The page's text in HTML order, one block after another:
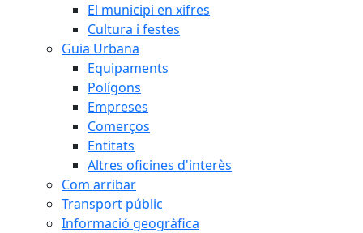
El municipi en xifres
Cultura i festes
Guia Urbana
Equipaments
Polígons
Empreses
Comerços
Entitats
Altres oficines d'interès
Com arribar
Transport públic
Informació geogràfica